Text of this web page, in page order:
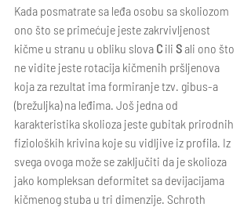
Kada posmatrate sa leđa osobu sa skoliozom
ono što se primećuje jeste zakrvivljenost
kičme u stranu u obliku slova C ili S ali ono što
ne vidite jeste rotacija kičmenih pršljenova
koja za rezultat ima formiranje tzv. gibus-a
(brežuljka) na leđima. Još jedna od
karakteristika skolioza jeste gubitak prirodnih
fizioloških krivina koje su vidljive iz profila. Iz
svega ovoga može se zaključiti da je skolioza
jako kompleksan deformitet sa devijacijama
kičmenog stuba u tri dimenzije. Schroth